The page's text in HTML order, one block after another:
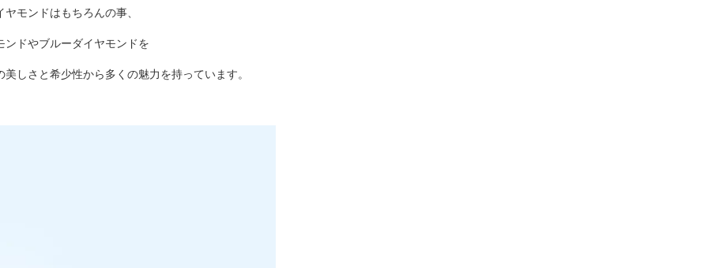
モンドはもちろんの事、
ンドやブルーダイヤモンドを
しさと希少性から多くの魅力を持っています。